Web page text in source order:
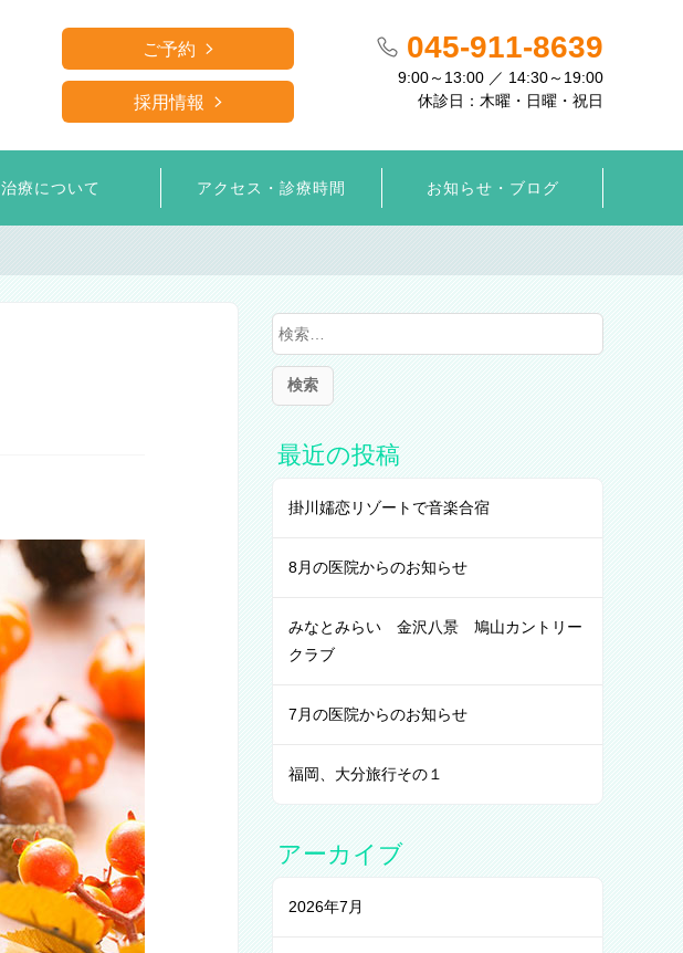
ご予約
採用情報
045-911-8639
9:00～13:00 ／ 14:30～19:00
休診日：木曜・日曜・祝日
治療について アクセス・診療時間 お知らせ・ブログ
検
索
:
最近の投稿
掛川嬬恋リゾートで音楽合宿
8月の医院からのお知らせ
みなとみらい 金沢八景 鳩山カントリー
クラブ
7月の医院からのお知らせ
福岡、大分旅行その１
アーカイブ
2026年7月